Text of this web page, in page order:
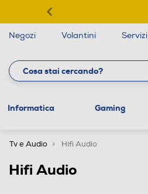
Negozi Volantini Servizi
Informatica Gaming
Tv e Audio Hifi Audio
Hifi Audio